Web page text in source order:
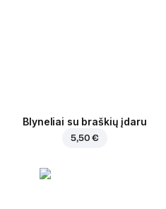
Blyneliai su braškių įdaru
5,50 €